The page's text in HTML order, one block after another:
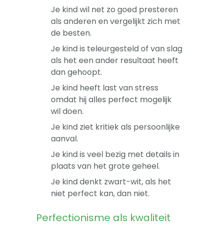
Je kind wil net zo goed presteren
als anderen en vergelijkt zich met
de besten.
Je kind is teleurgesteld of van slag
als het een ander resultaat heeft
dan gehoopt.
Je kind heeft last van stress
omdat hij alles perfect mogelijk
wil doen.
Je kind ziet kritiek als persoonlijke
aanval.
Je kind is veel bezig met details in
plaats van het grote geheel.
Je kind denkt zwart-wit, als het
niet perfect kan, dan niet.
Perfectionisme als kwaliteit